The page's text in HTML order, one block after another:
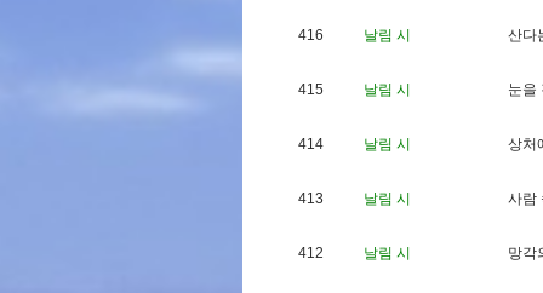
416 날림 시 산다
415 날림 시 눈을
414 날림 시 상처
413 날림 시 사람
412 날림 시 망각